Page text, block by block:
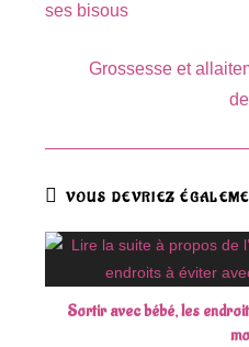
ses bisous
Grossesse et
VOUS DEVRIEZ
Sortir avec bébé, les